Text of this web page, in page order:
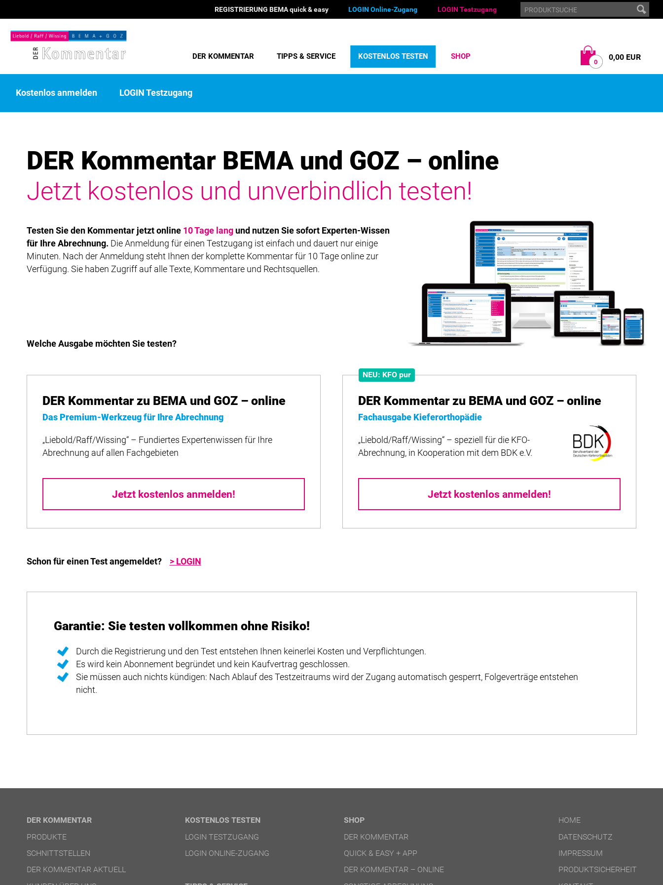
REGISTRIERUNG BEMA quick & easy LOGIN Online-Zugang LOGIN Testzugang
DER KOMMENTAR TIPPS & SERVICE KOSTENLOS TESTEN SHOP
0 0,00 EUR
Kostenlos anmelden LOGIN Testzugang
DER Kommentar BEMA und GOZ – online
Jetzt kostenlos und unverbindlich testen!
Testen Sie den Kommentar jetzt online 10 Tage langund nutzen Sie sofort Experten-Wissen
für Ihre Abrechnung. Die Anmeldung für einen Testzugang ist einfach und dauert nur einige
Minuten. Nach der Anmeldung steht Ihnen der komplette Kommentar für 10 Tage online zur
Verfügung. Sie haben Zugriff auf alle Texte, Kommentare und Rechtsquellen.
Welche Ausgabe möchten Sie testen?
DER Kommentar zu BEMA und GOZ – online
Das Premium-Werkzeug für Ihre Abrechnung
„Liebold/Raff/Wissing“ – Fundiertes Expertenwissen für Ihre
Abrechnung auf allen Fachgebieten
Jetzt kostenlos anmelden!
NEU: KFO pur
DER Kommentar zu BEMA und GOZ – online
Fachausgabe Kieferorthopädie
„Liebold/Raff/Wissing“ – speziell für die KFO-
Abrechnung, in Kooperation mit dem BDK e.V.
Jetzt kostenlos anmelden!
Schon für einen Test angemeldet? > LOGIN
Garantie: Sie testen vollkommen ohne Risiko!
Durch die Registrierung und den Test entstehen Ihnen keinerlei Kosten und Verpflichtungen.
Es wird kein Abonnement begründet und kein Kaufvertrag geschlossen.
Sie müssen auch nichts kündigen: Nach Ablauf des Testzeitraums wird der Zugang automatisch gesperrt, Folgeverträge entstehen
nicht.
DER KOMMENTAR
PRODUKTE
SCHNITTSTELLEN
DER KOMMENTAR AKTUELL
KOSTENLOS TESTEN
LOGIN TESTZUGANG
LOGIN ONLINE-ZUGANG
SHOP
DER KOMMENTAR
QUICK & EASY + APP
DER KOMMENTAR – ONLINE
HOME
DATENSCHUTZ
IMPRESSUM
PRODUKTSICHERHEIT